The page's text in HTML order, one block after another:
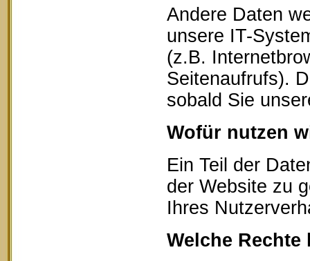
Andere Daten
unsere IT-
(z.B.
Seitenaufrufs).
sobald Sie
Wofür nutzen
Ein Teil der
der Website zu
Ihres
Welche